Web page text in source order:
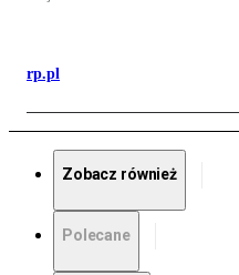
rp.pl
Zobacz również
Polecane